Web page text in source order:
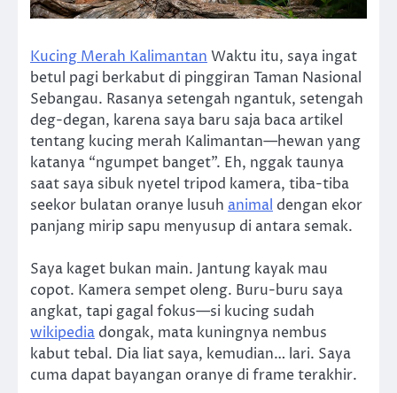
Kucing Merah Kalimantan Waktu itu, saya ingat
betul pagi berkabut di pinggiran Taman Nasional
Sebangau. Rasanya setengah ngantuk, setengah
deg-degan, karena saya baru saja baca artikel
tentang kucing merah Kalimantan—hewan yang
katanya “ngumpet banget”. Eh, nggak taunya
saat saya sibuk nyetel tripod kamera, tiba-tiba
seekor bulatan oranye lusuh animal dengan ekor
panjang mirip sapu menyusup di antara semak.
Saya kaget bukan main. Jantung kayak mau
copot. Kamera sempet oleng. Buru-buru saya
angkat, tapi gagal fokus—si kucing sudah
wikipedia dongak, mata kuningnya nembus
kabut tebal. Dia liat saya, kemudian… lari. Saya
cuma dapat bayangan oranye di frame terakhir.